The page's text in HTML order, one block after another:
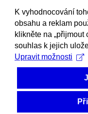
K vyhodnocování
obsahu a reklam
klikněte na
souhlas k jejich
Upravit možnosti